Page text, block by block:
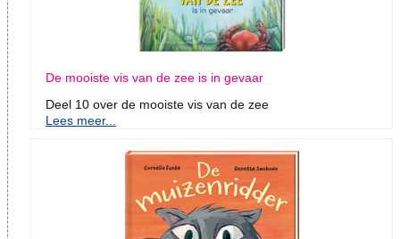
De mooiste vis van de zee is in gevaar
Deel 10 over de mooiste vis van de zee
Lees meer...